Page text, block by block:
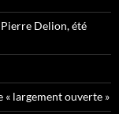
Delion, été
largement ouverte »